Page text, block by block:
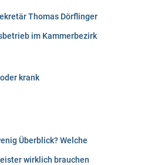
Thomas Dörflinger
im Kammerbezirk
krank
Überblick? Welche
wirklich brauchen